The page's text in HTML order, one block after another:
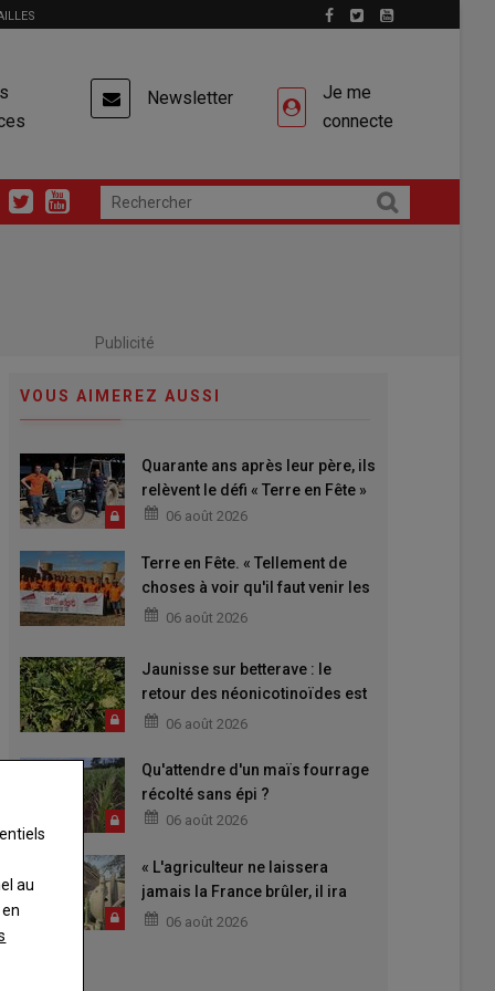
Newsletter
Je me
connecte
Publicité
VOUS AIMEREZ AUSSI
Quarante ans après leur père, ils
relèvent le défi « Terre en Fête »
06 août 2026
Terre en Fête. « Tellement de
choses à voir qu'il faut venir les
deux jours »
06 août 2026
Jaunisse sur betterave : le
retour des néonicotinoïdes est
attendu
06 août 2026
Qu'attendre d'un maïs fourrage
récolté sans épi ?
06 août 2026
« L'agriculteur ne laissera
jamais la France brûler, il ira
aider »06 août 2026
au